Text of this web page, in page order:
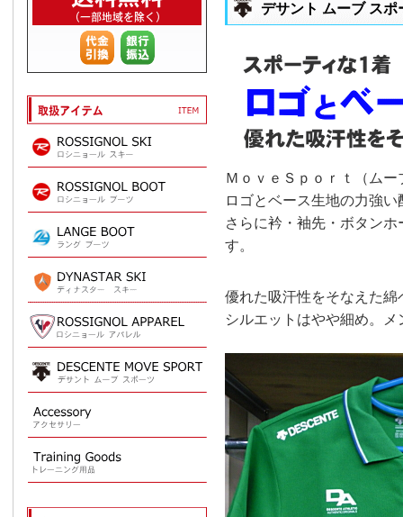
デサント ムーブ スポ
ＭｏｖｅＳｐｏｒｔ（ム
ロゴとベース生地の力強
さらに衿・袖先・ボタン
す。
優れた吸汗性をそなえた
シルエットはやや細め。